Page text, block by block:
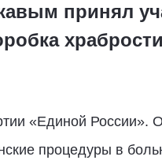
принял
«Единой
процедуры в